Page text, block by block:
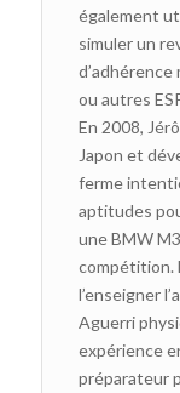
également
simuler un
d’adhérence
ou autres
En 2008,
Japon et
ferme
aptitudes
une BMW
compétition.
l’enseigner
Aguerri
expérience
préparateur